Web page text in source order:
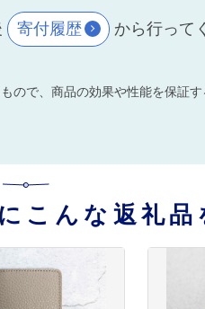
寄付履歴 から行って
で、商品の効果や性能を保証す
こんな返礼品